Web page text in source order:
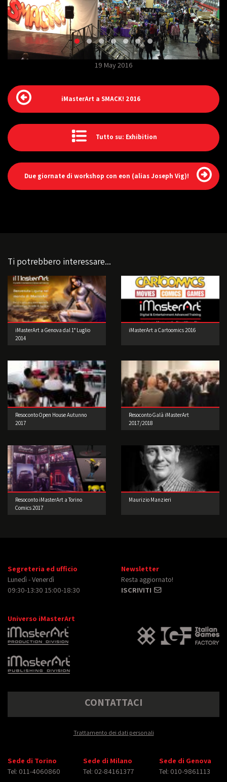
19 May 2016
iMasterArt a SMACK! 2016
Tutto su: Exhibition
Due giornate di workshop con eon (alias Joseph Vig)!
Ti potrebbero interessare...
iMasterArt a Genova dal 1° Luglio
2014
iMasterArt a Cartoomics 2016
Resoconto Open House Autunno
2017
Resoconto Galà iMasterArt
2017/2018
Resoconto iMasterArt a Torino
Comics 2017
Maurizio Manzieri
Segreteria ed ufficio
Lunedì - Venerdì
09:30-13:30 15:00-18:30
Newsletter
Resta aggiornato!
ISCRIVITI
Universo iMasterArt
CONTATTACI
Trattamento dei dati personali
Sede di Torino
Tel: 011-4060860
Sede di Milano
Tel: 02-84161377
Sede di Genova
Tel: 010-9861113